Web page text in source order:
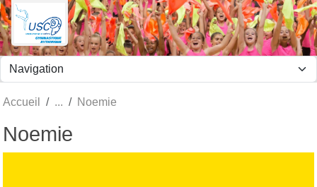
Accueil Noemie
Noemie
Panneau de gestion des cookies